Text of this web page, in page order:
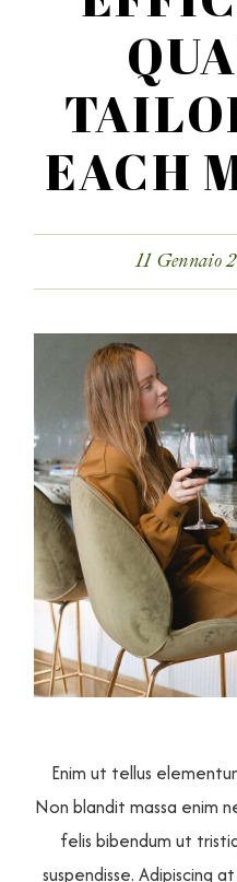
EACH
11 Gennaio
Enim ut tellus
Non blandit massa enim
felis bibendum ut
suspendisse. Adipiscing